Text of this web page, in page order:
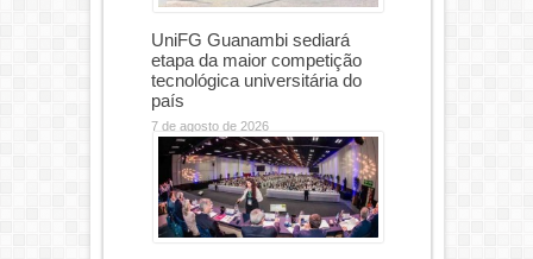
UniFG Guanambi sediará
etapa da maior competição
tecnológica universitária do
país
7 de agosto de 2026